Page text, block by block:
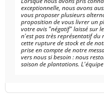
exceptionnelle, nous avons
vous proposer plusieurs
proposition de vous livrer un
votre avis "négatif" laissé sur
n'est pas très représentatif du
cette rupture de stock et de
prise en compte de notre
vers nous si besoin : nous
saison de plantations.